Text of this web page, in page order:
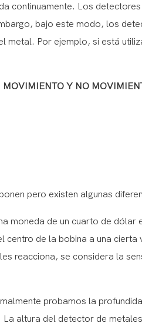
continuamente. Los
bajo este modo, los
metal. Por ejemplo, si está
MOVIMIENTO Y NO
pero existen algunas
moneda de un cuarto de dólar
de la bobina a una
reacciona, se considera la
probamos la
altura del detector de